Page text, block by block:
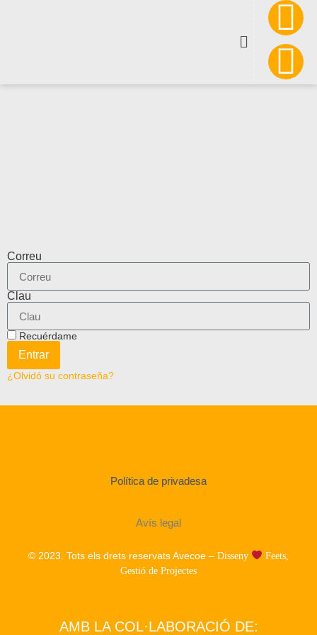
Correu
Clau
Recuérdame
Entrar
¿Olvidó su contraseña?
Política de privadesa
Avís legal
© 2023. Tots els drets reservats Avecoe –Disseny
Feets,
Gestió de Projectes
AMB LA COL·LABORACIÓ DE: